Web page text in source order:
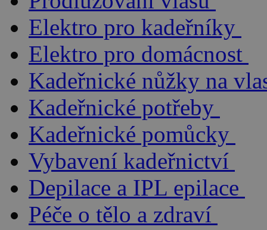
Elektro pro kadeřníky
Elektro pro domácnost
Kadeřnické nůžky na
Kadeřnické potřeby
Kadeřnické pomůcky
Vybavení kadeřnictví
Depilace a IPL epilace
Péče o tělo a zdraví